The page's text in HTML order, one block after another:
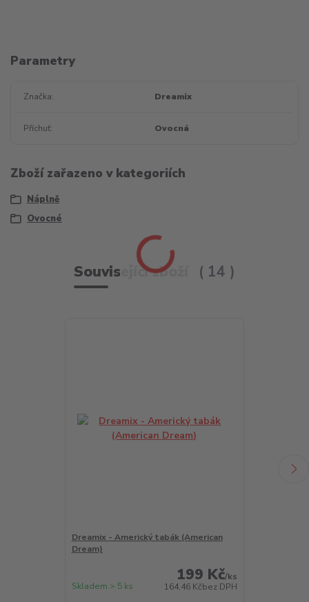
Parametry
Značka Dreamix
Příchuť Ovocná
Zboží zařazeno v kategoriích
Náplně
Ovocné
Související zboží 14
Dreamix - Americký tabák (American
Dream)
199 Kč/ks
164,46 Kčbez DPH
Skladem > 5 ks